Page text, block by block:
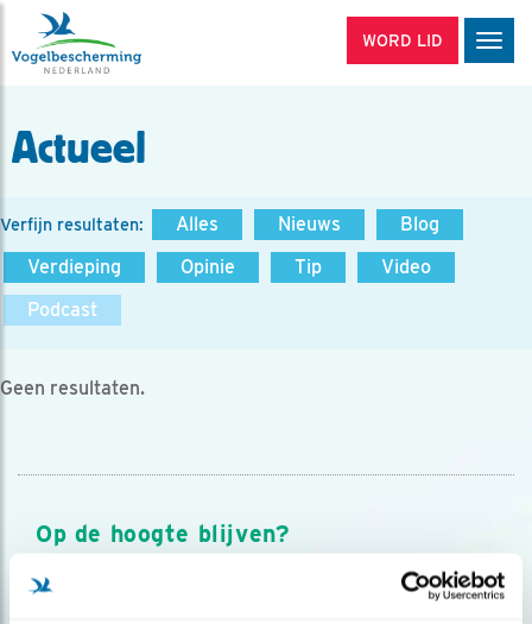
WORD LID
Actueel
Verfijn resultaten: Alles Nieuws
Blog
Verdieping
Opinie Tip
Video
Podcast
Geen resultaten.
Op de hoogte blijven?
Meld je aan en ontvang nieuws, inspiratie, acties en tips
over vogels en activiteiten van Vogelbescherming.